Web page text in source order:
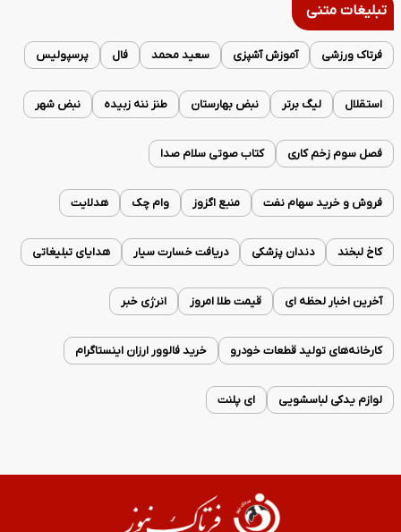
تبلیغات متنی
فرتاک ورزشی آموزش آشپزی سعید محمد فال پرسپولیس
استقلال لیگ برتر نبض بهارستان طنز ننه زبیده نبض شهر
فصل سوم زخم کاری کتاب صوتی سلام صدا
فروش و خرید سهام نفت منبع اگزوز وام چک هدلایت
کاخ لبخند دندان پزشکی دریافت خسارت سیار هدایای تبلیغاتی
آخرین اخبار لحظه ای قیمت طلا امروز انرژی خبر
کارخانه‌های تولید قطعات خودرو خرید فالوور ارزان اینستاگرام
لوازم یدکی لباسشویی ای پلنت